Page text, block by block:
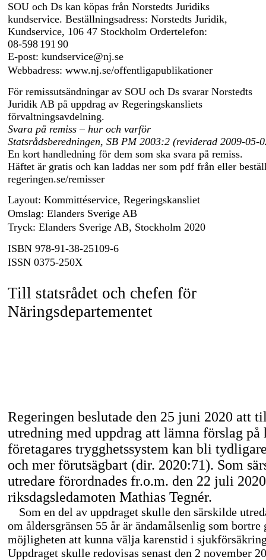
SOU och Ds kan köpas från Norstedts Juridiks
kundservice. Beställningsadress: Norstedts Juridik,
Kundservice, 106 47 Stockholm Ordertelefon:
08-598 191 90
E-post: kundservice@nj.se
Webbadress: www.nj.se/offentligapublikationer
För remissutsändningar av SOU och Ds svarar Norstedts
Juridik AB på uppdrag av Regeringskansliets
förvaltningsavdelning.
Svara på remiss – hur och varför
Statsrådsberedningen, SB PM 2003:2 (reviderad 2009-05-
En kort handledning för dem som ska svara på remiss.
Häftet är gratis och kan laddas ner som pdf från eller
regeringen.se/remisser
Layout: Kommittéservice, Regeringskansliet
Omslag: Elanders Sverige AB
Tryck: Elanders Sverige AB, Stockholm 2020
ISBN 978-91-38-25109-6
ISSN 0375-250X
Till statsrådet och chefen för
Näringsdepartementet
Regeringen beslutade den 25 juni 2020 att
utredning med uppdrag att lämna förslag på
företagares trygghetssystem kan bli
och mer förutsägbart (dir. 2020:71). Som
utredare förordnades fr.o.m. den 22 juli 2020
riksdagsledamoten Mathias Tegnér.
Som en del av uppdraget skulle den särskilde
om åldersgränsen 55 år är ändamålsenlig som bortre
möjligheten att kunna välja karenstid i
Uppdraget skulle redovisas senast den 2 november